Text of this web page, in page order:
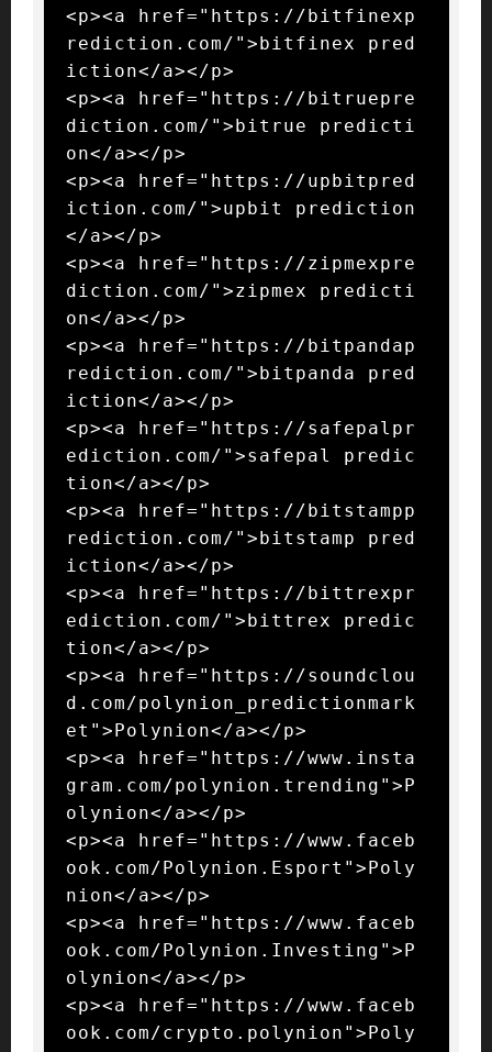
<p><a href="https://bitfinexp
rediction.com/">bitfinex pred
iction</a></p>
<p><a href="https://bitruepre
diction.com/">bitrue predicti
on</a></p>
<p><a href="https://upbitpred
iction.com/">upbit prediction
</a></p>
<p><a href="https://zipmexpre
diction.com/">zipmex predicti
on</a></p>
<p><a href="https://bitpandap
rediction.com/">bitpanda pred
iction</a></p>
<p><a href="https://safepalpr
ediction.com/">safepal predic
tion</a></p>
<p><a href="https://bitstampp
rediction.com/">bitstamp pred
iction</a></p>
<p><a href="https://bittrexpr
ediction.com/">bittrex predic
tion</a></p>
<p><a href="https://soundclou
d.com/polynion_predictionmark
et">Polynion</a></p>
<p><a href="https://www.insta
gram.com/polynion.trending">P
olynion</a></p>
<p><a href="https://www.faceb
ook.com/Polynion.Esport">Poly
nion</a></p>
<p><a href="https://www.faceb
ook.com/Polynion.Investing">P
olynion</a></p>
<p><a href="https://www.faceb
ook.com/crypto.polynion">Poly